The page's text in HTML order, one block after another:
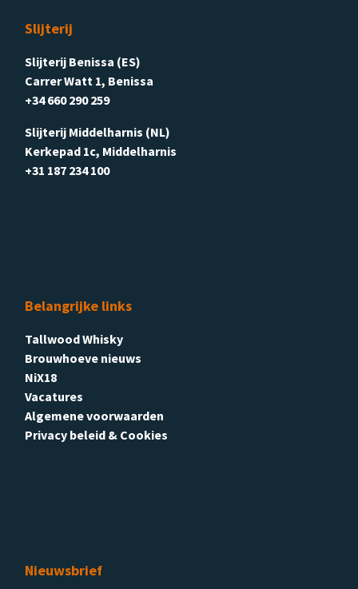
Slijterij
Slijterij Benissa (ES)
Carrer Watt 1, Benissa
+34 660 290 259
Slijterij Middelharnis (NL)
Kerkepad 1c, Middelharnis
+31 187 234 100
Belangrijke links
Tallwood Whisky
Brouwhoeve nieuws
NiX18
Vacatures
Algemene voorwaarden
Privacy beleid & Cookies
Nieuwsbrief